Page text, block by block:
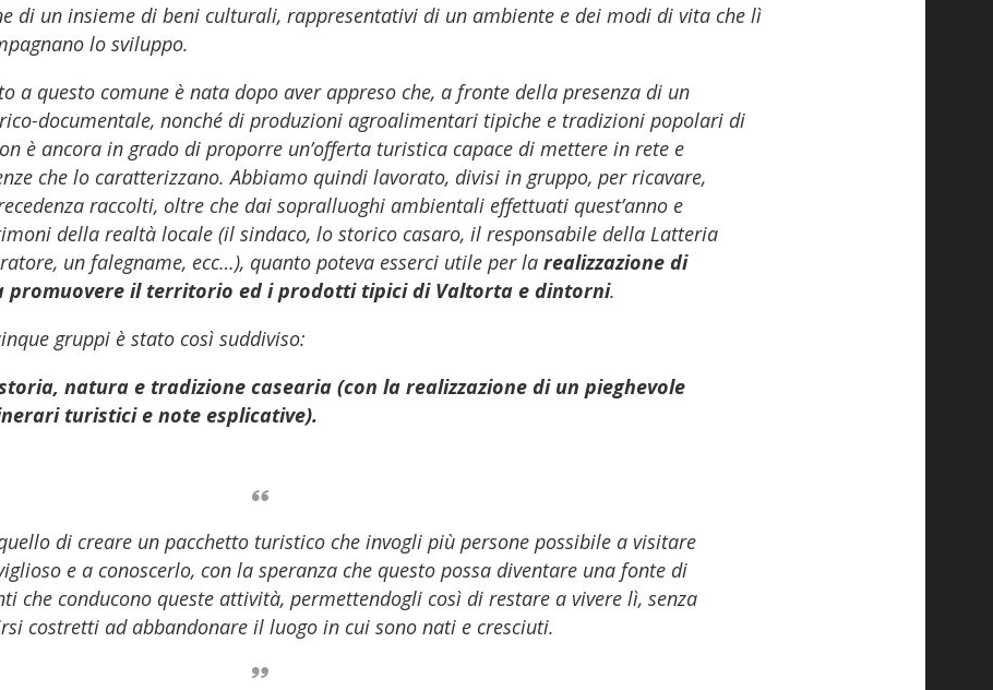
di un insieme di beni culturali, rappresentativi di un ambiente e dei modi di vita che lì
lo sviluppo.
a questo comune è nata dopo aver appreso che, a fronte della presenza di un
documentale, nonché di produzioni agroalimentari tipiche e tradizioni popolari di
è ancora in grado di proporre un’offerta turistica capace di mettere in rete e
che lo caratterizzano. Abbiamo quindi lavorato, divisi in gruppo, per ricavare,
raccolti, oltre che dai sopralluoghi ambientali effettuati quest’anno e
della realtà locale (il sindaco, lo storico casaro, il responsabile della Latteria
un falegname, ecc…), quanto poteva esserci utile per la realizzazione di
promuovere il territorio ed i prodotti tipici di Valtorta e dintorni.
gruppi è stato così suddiviso:
natura e tradizione casearia (con la realizzazione di un pieghevole
turistici e note esplicative).
di creare un pacchetto turistico che invogli più persone possibile a visitare
e a conoscerlo, con la speranza che questo possa diventare una fonte di
che conducono queste attività, permettendogli così di restare a vivere lì, senza
costretti ad abbandonare il luogo in cui sono nati e cresciuti.